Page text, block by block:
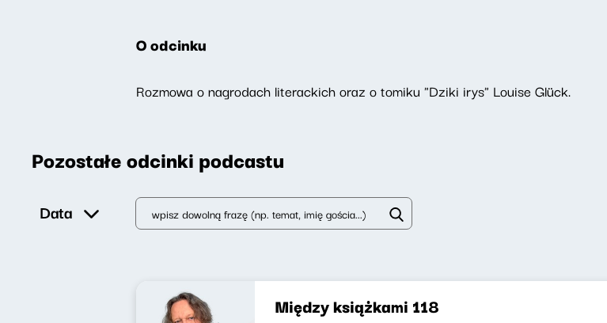
O odcinku
Rozmowa o nagrodach literackich oraz o tomiku "Dziki irys" Louise Glück.
Pozostałe odcinki podcastu
Data
Między książkami 118